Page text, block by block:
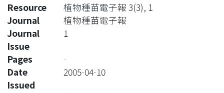
Resource
植物種苗電子報 3(3), 1
Journal
植物種苗電子報
Journal
Issue
1
Pages
-
Date
Issued
2005-04-10